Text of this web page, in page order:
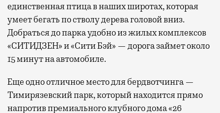
единственная птица в наших широтах, которая
умеет бегать по стволу дерева головой вниз.
Добраться до парка удобно из жилых комплексов
«СИТИДЗЕН» и «Сити Бэй» — дорога займет около
15 минут на автомобиле.
Еще одно отличное место для бердвотчинга —
Тимирязевский парк, который находится прямо
напротив премиального клубного дома «26